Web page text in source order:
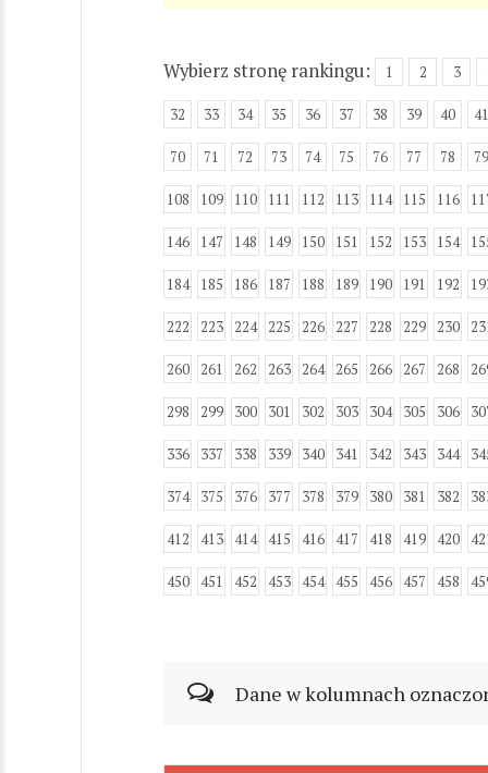
Wybierz stronę rankingu: 1 2 3
32 33 34 35 36 37 38 39 40 41
70 71 72 73 74 75 76 77 78 79
108 109 110 111 112 113 114 115 116
146 147 148 149 150 151 152 153 154
184 185 186 187 188 189 190 191 192
222 223 224 225 226 227 228 229 230
260 261 262 263 264 265 266 267 268
298 299 300 301 302 303 304 305 306
336 337 338 339 340 341 342 343 344
374 375 376 377 378 379 380 381 382
412 413 414 415 416 417 418 419 420
450 451 452 453 454 455 456 457 458
Dane w kolumnach